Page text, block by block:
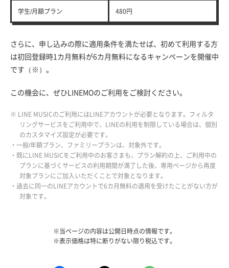
学生/月額プラン 480円
さらに、申し込みの際に適用条件を満たせば、初めて利用する方
は初回登録時1カ月無料が6カ月無料になるキャンペーンを開催中
です（※）。
この機会に、ぜひLINEMOのご利用をご検討ください。
※ LINE MUSICのご利用にはLINEアカウントが必要となります。フィルタ
リングサービスをご利用中で、LINEの利用を制限している場合は、個別
のカスタマイズ設定が必要です。
・一般/年額プラン、ファミリープランは、対象外です。
・既にLINE MUSICをご利用中のお客さまも、プラン解約の上、ご利用中の
プランに基づくサービスの利用期間が満了した後、専用ページから再度
対象プランにご加入いただくことで対象となります。
・過去に同一のLINEアカウントで6カ月無料の適用を受けたことがない方が
対象です。
※当ページの内容は公開日時点の情報です。
※表示価格は特に断りがない限り税込です。